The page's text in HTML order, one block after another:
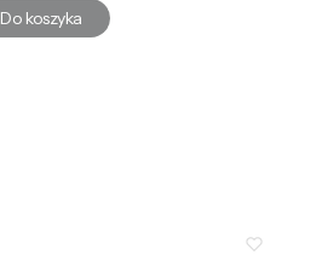
Do koszyka